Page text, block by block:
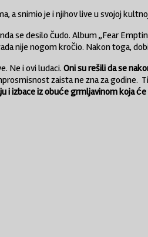
a snimio je i njihov live u svojoj
se desilo čudo. Album „Fear
nije nogom kročio. Nakon toga,
Ne i ovi ludaci. Oni su rešili da se
zaista ne zna za godine.
i izbace iz obuće grmljavinom koja